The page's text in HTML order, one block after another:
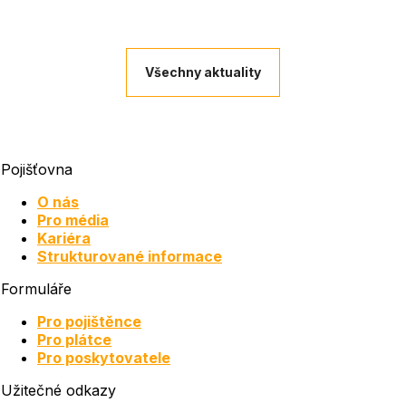
Všechny aktuality
Pojišťovna
O nás
Pro média
Kariéra
Strukturované informace
Formuláře
Pro pojištěnce
Pro plátce
Pro poskytovatele
Užitečné odkazy